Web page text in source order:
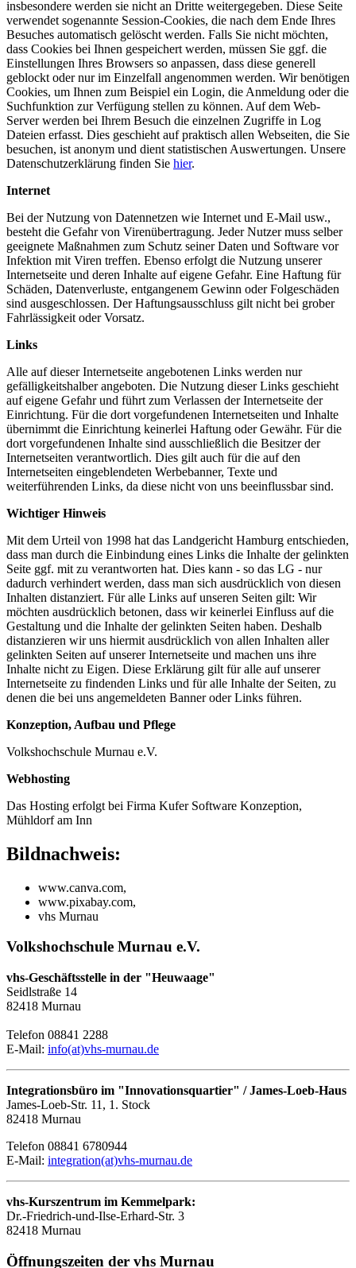
insbesondere werden sie nicht an Dritte weitergegeben. Diese Seite
verwendet sogenannte Session-Cookies, die nach dem Ende Ihres
Besuches automatisch gelöscht werden. Falls Sie nicht möchten,
dass Cookies bei Ihnen gespeichert werden, müssen Sie ggf. die
Einstellungen Ihres Browsers so anpassen, dass diese generell
geblockt oder nur im Einzelfall angenommen werden. Wir benötigen
Cookies, um Ihnen zum Beispiel ein Login, die Anmeldung oder die
Suchfunktion zur Verfügung stellen zu können. Auf dem Web-
Server werden bei Ihrem Besuch die einzelnen Zugriffe in Log
Dateien erfasst. Dies geschieht auf praktisch allen Webseiten, die Sie
besuchen, ist anonym und dient statistischen Auswertungen. Unsere
Datenschutzerklärung finden Sie hier.
Internet
Bei der Nutzung von Datennetzen wie Internet und E-Mail usw.,
besteht die Gefahr von Virenübertragung. Jeder Nutzer muss selber
geeignete Maßnahmen zum Schutz seiner Daten und Software vor
Infektion mit Viren treffen. Ebenso erfolgt die Nutzung unserer
Internetseite und deren Inhalte auf eigene Gefahr. Eine Haftung für
Schäden, Datenverluste, entgangenem Gewinn oder Folgeschäden
sind ausgeschlossen. Der Haftungsausschluss gilt nicht bei grober
Fahrlässigkeit oder Vorsatz.
Links
Alle auf dieser Internetseite angebotenen Links werden nur
gefälligkeitshalber angeboten. Die Nutzung dieser Links geschieht
auf eigene Gefahr und führt zum Verlassen der Internetseite der
Einrichtung. Für die dort vorgefundenen Internetseiten und Inhalte
übernimmt die Einrichtung keinerlei Haftung oder Gewähr. Für die
dort vorgefundenen Inhalte sind ausschließlich die Besitzer der
Internetseiten verantwortlich. Dies gilt auch für die auf den
Internetseiten eingeblendeten Werbebanner, Texte und
weiterführenden Links, da diese nicht von uns beeinflussbar sind.
Wichtiger Hinweis
Mit dem Urteil von 1998 hat das Landgericht Hamburg entschieden,
dass man durch die Einbindung eines Links die Inhalte der gelinkten
Seite ggf. mit zu verantworten hat. Dies kann - so das LG - nur
dadurch verhindert werden, dass man sich ausdrücklich von diesen
Inhalten distanziert. Für alle Links auf unseren Seiten gilt: Wir
möchten ausdrücklich betonen, dass wir keinerlei Einfluss auf die
Gestaltung und die Inhalte der gelinkten Seiten haben. Deshalb
distanzieren wir uns hiermit ausdrücklich von allen Inhalten aller
gelinkten Seiten auf unserer Internetseite und machen uns ihre
Inhalte nicht zu Eigen. Diese Erklärung gilt für alle auf unserer
Internetseite zu findenden Links und für alle Inhalte der Seiten, zu
denen die bei uns angemeldeten Banner oder Links führen.
Konzeption, Aufbau und Pflege
Volkshochschule Murnau e.V.
Webhosting
Das Hosting erfolgt bei Firma Kufer Software Konzeption,
Mühldorf am Inn
Bildnachweis:
www.canva.com,
www.pixabay.com,
vhs Murnau
Volkshochschule Murnau e.V.
vhs-Geschäftsstelle in der "Heuwaage"
Seidlstraße 14
82418 Murnau
Telefon 08841 2288
E-Mail: info(at)vhs-murnau.de
Integrationsbüro im "Innovationsquartier" / James-Loeb-Haus
James-Loeb-Str. 11, 1. Stock
82418 Murnau
Telefon 08841 6780944
E-Mail: integration(at)vhs-murnau.de
vhs-Kurszentrum im Kemmelpark:
Dr.-Friedrich-und-Ilse-Erhard-Str. 3
82418 Murnau
Öffnungszeiten der vhs Murnau